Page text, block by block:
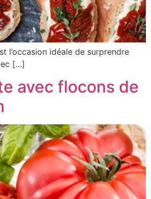
l’occasion idéale de surprendre
[…]
avec flocons de